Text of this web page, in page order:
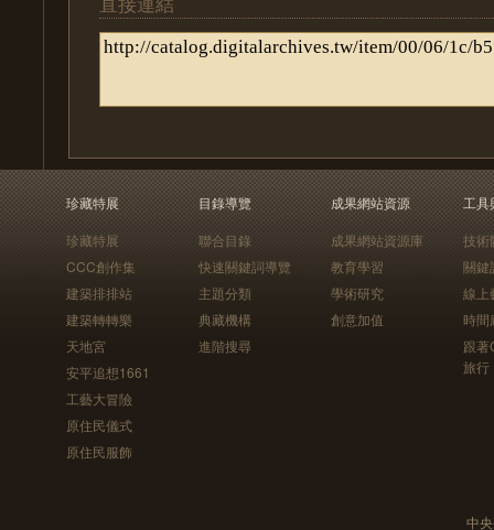
珍藏特展
珍藏特展
CCC創作集
建築排排站
建築轉轉樂
天地宮
安平追想1661
工藝大冒險
原住民儀式
原住民服飾
目錄導覽
聯合目錄
快速關鍵詞導覽
主題分類
典藏機構
進階搜尋
成果網站資源
成果網站資源庫
教育學習
學術研究
創意加值
工具
技術
關鍵
線上
時間
跟
旅行
中